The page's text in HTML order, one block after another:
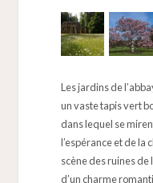
Les jardins de
un vaste tapis vert
dans lequel se
l’espérance et de la
scène des ruines de
d’un charme